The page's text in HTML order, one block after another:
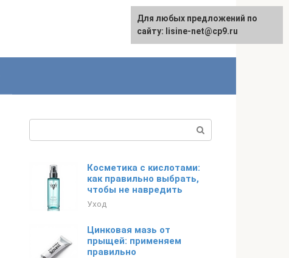
Косметика с кислотами:
как правильно выбрать,
чтобы не навредить
Уход
Цинковая мазь от
прыщей: применяем
правильно
Для любых предложений по
сайту: lisine-net@cp9.ru